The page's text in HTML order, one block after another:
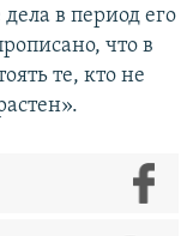
в период его
что в
те, кто не